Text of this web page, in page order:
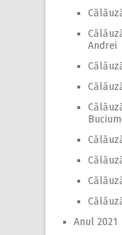
Andrei
Anul 2021